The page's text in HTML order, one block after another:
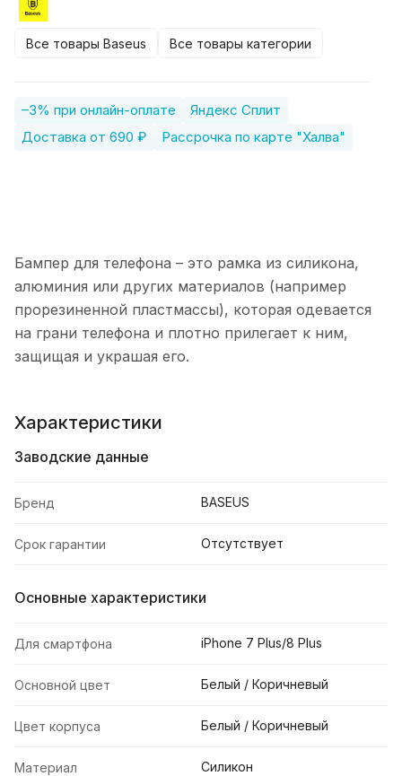
Все товары Baseus Все товары категории
–3% при онлайн-оплате
Яндекс Сплит
Доставка от 690 ₽
Рассрочка по карте "Халва"
Бампер для телефона – это рамка из силикона,
алюминия или других материалов (например
прорезиненной пластмассы), которая одевается
на грани телефона и плотно прилегает к ним,
защищая и украшая его.
Характеристики
Заводские данные
Бренд BASEUS
Срок гарантии Отсутствует
Основные характеристики
Для смартфона iPhone 7 Plus/8 Plus
Основной цвет Белый / Коричневый
Цвет корпуса Белый / Коричневый
Материал Силикон